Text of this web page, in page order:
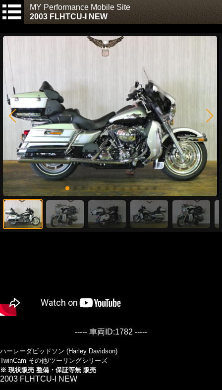
MY Performance Mobile Site
2003 FLHTCU-I NEW
----- 車両ID:1782 -----
ハーレーダビッドソン (Harley Davidson)
TwinCam その他/ツーリングシリーズ
※ 現状販売 整備・保証等無 販売
2003 FLHTCU-I NEW